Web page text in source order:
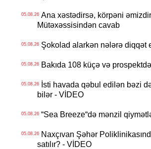
05.08.26Ana xəstədirsə, körpəni
Mütəxəssisindən cavab
05.08.26Şokolad alarkən nələrə diqqət
05.08.26Bakıda 108 küçə və
05.08.26İsti havada qəbul edilən bəzi
bilər - VİDEO
05.08.26“Sea Breeze“də mənzil
05.08.26Naxçıvan Şəhər
satılır? - VİDEO